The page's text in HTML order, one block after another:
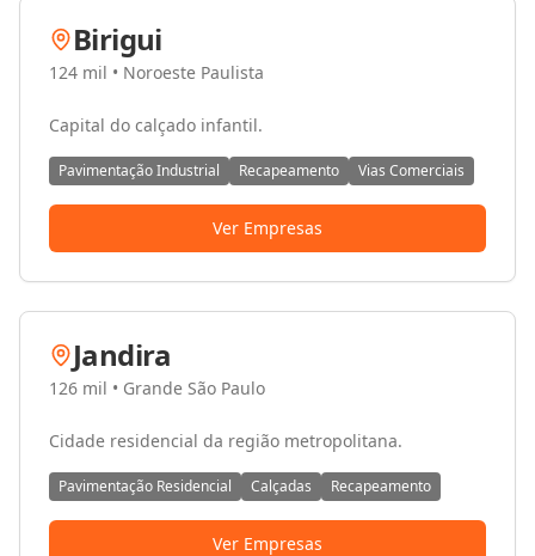
Birigui
124 mil • Noroeste Paulista
Capital do calçado infantil.
Pavimentação Industrial Recapeamento Vias Comerciais
Ver Empresas
Jandira
126 mil • Grande São Paulo
Cidade residencial da região metropolitana.
Pavimentação Residencial Calçadas Recapeamento
Ver Empresas